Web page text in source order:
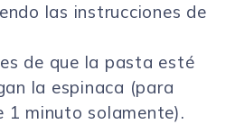
las instrucciones de
de que la pasta esté
la espinaca (para
1 minuto solamente).